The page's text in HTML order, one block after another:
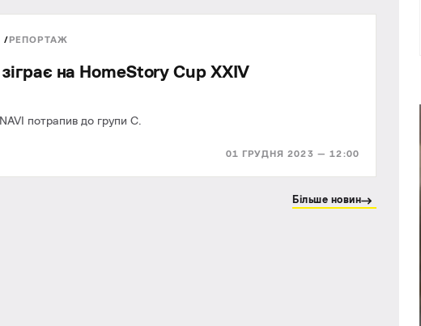
РЕПОРТАЖ
01 ГРУДНЯ 2023 — 12:00
на HomeStory Cup XXIV
потрапив до групи C.
Більше новин